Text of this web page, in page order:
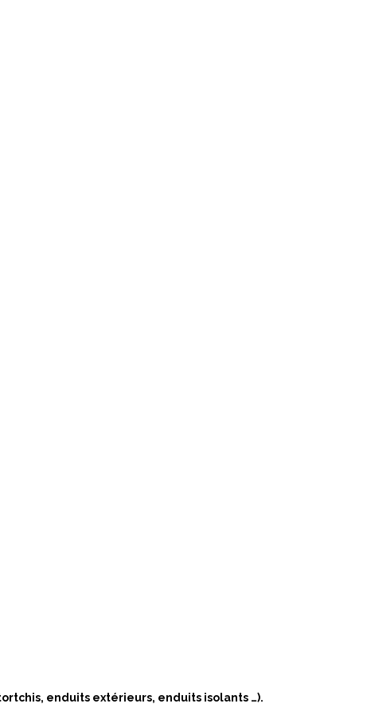
enduits extérieurs, enduits isolants …).